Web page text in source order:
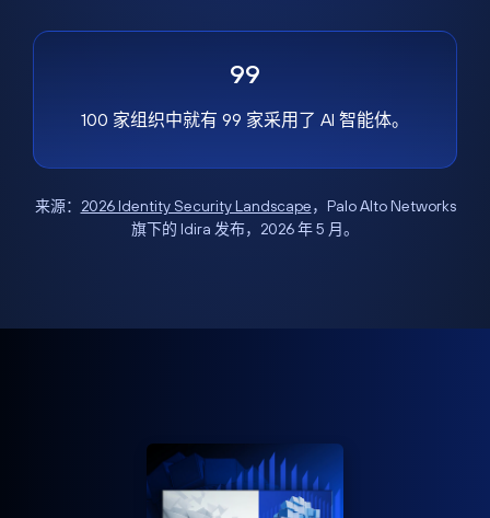
99
100 家组织中就有 99 家采用了 AI 智能体。
来源： 2026 Identity Security Landscape，Palo Alto Networks
旗下的 Idira 发布，2026 年 5 月。